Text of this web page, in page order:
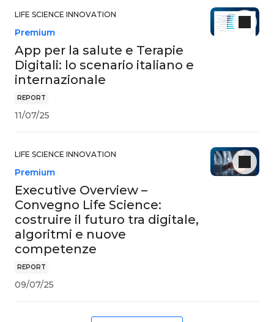
LIFE SCIENCE INNOVATION
REPORT
App per la salute e Terapie
Digitali: lo scenario italiano e
internazionale
Premium
11/07/25
LIFE SCIENCE INNOVATION
REPORT
Executive Overview –
Convegno Life Science:
costruire il futuro tra digitale,
algoritmi e nuove
competenze
Premium
09/07/25